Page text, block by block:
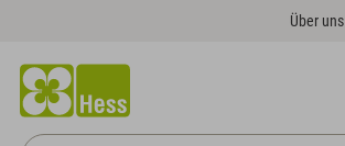
Über uns